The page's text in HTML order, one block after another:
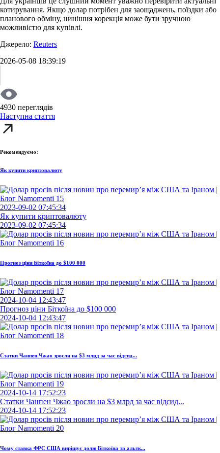
котирування. Якщо долар потрібен для заощаджень, поїздки або
планового обміну, нинішня корекція може бути зручною
можливістю для купівлі.
Джерело: Reuters
2026-05-08 18:39:19
4930 переглядів
Наступна стаття
Рекомендуємо:
Як купити криптовалюту
2023-09-02 07:45:34
Як купити криптовалюту
2023-09-02 07:45:34
Прогноз ціни Біткоїна до $100 000
2024-10-04 12:43:47
Прогноз ціни Біткоїна до $100 000
2024-10-04 12:43:47
Статки Чанпен Чжао зросли на $3 млрд за час відсид...
2024-10-14 17:52:23
Статки Чанпен Чжао зросли на $3 млрд за час відсид...
2024-10-14 17:52:23
Чому ставка ФРС США вирішує долю Біткоїна та альтк...